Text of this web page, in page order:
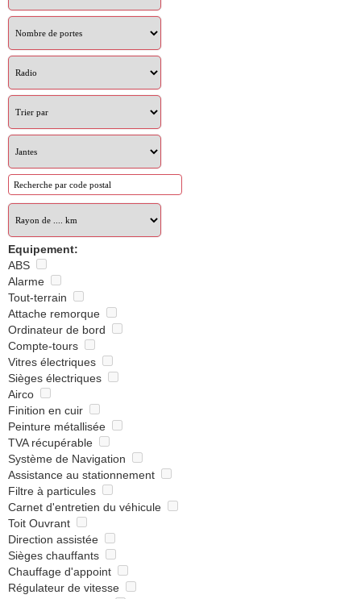
Equipement:
ABS
Alarme
Tout-terrain
Attache remorque
Ordinateur de bord
Compte-tours
Vitres électriques
Sièges électriques
Airco
Finition en cuir
Peinture métallisée
TVA récupérable
Système de Navigation
Assistance au stationnement
Filtre à particules
Carnet d'entretien du véhicule
Toit Ouvrant
Direction assistée
Sièges chauffants
Chauffage d'appoint
Régulateur de vitesse